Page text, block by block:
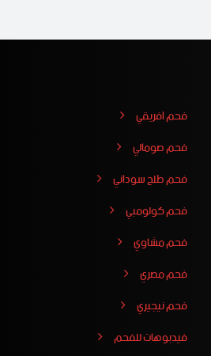
فحم افريقي
فحم صومالي
فحم طلح سوداني
فحم كولومبي
فحم مشاوي
فحم مصري
فحم نيجيري
فيدبوهات للفحم